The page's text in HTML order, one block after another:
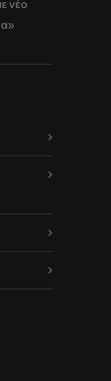
νέο